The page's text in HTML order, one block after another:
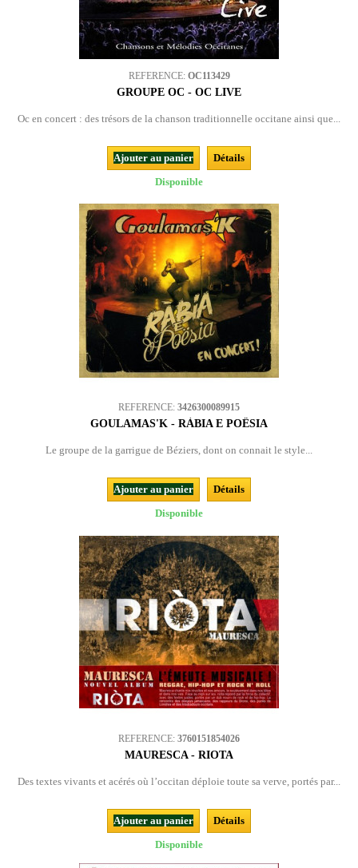
REFERENCE: OC113429
GROUPE OC - OC LIVE
Oc en concert : des trésors de la chanson traditionnelle occitane ainsi que...
Ajouter au panier
Détails
Disponible
REFERENCE: 3426300089915
GOULAMAS'K - RÀBIA E POËSIA
Le groupe de la garrigue de Béziers, dont on connait le style...
Ajouter au panier
Détails
Disponible
REFERENCE: 3760151854026
MAURESCA - RIOTA
Des textes vivants et acérés où l’occitan déploie toute sa verve, portés par...
Ajouter au panier
Détails
Disponible